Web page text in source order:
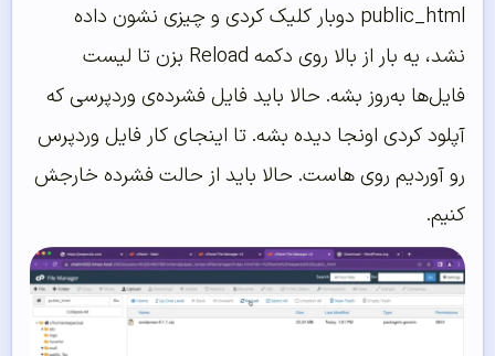
public_html دوبار کلیک کردی و چیزی نشون داده
نشد، یه بار از بالا روی دکمه Reload بزن تا لیست
فایل‌ها به‌روز بشه. حالا باید فایل فشرده‌ی وردپرسی که
آپلود کردی اونجا دیده بشه. تا اینجای کار فایل وردپرس
رو آوردیم روی هاست. حالا باید از حالت فشرده خارجش
کنیم.